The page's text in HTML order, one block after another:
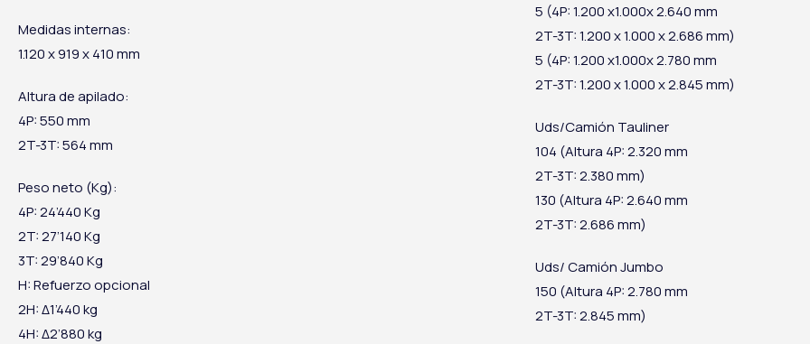
Medidas internas:
1.120 x 919 x 410 mm
Altura de apilado:
4P: 550 mm
2T-3T: 564 mm
Peso neto (Kg):
4P: 24’440 Kg
2T: 27’140 Kg
3T: 29’840 Kg
H: Refuerzo opcional
2H: Δ1’440 kg
4H: Δ2’880 kg
5 (4P: 1.200 x1.000x 2.640 mm
2T-3T: 1.200 x 1.000 x 2.686 mm)
5 (4P: 1.200 x1.000x 2.780 mm
2T-3T: 1.200 x 1.000 x 2.845 mm)
Uds/Camión Tauliner
104 (Altura 4P: 2.320 mm
2T-3T: 2.380 mm)
130 (Altura 4P: 2.640 mm
2T-3T: 2.686 mm)
Uds/ Camión Jumbo
150 (Altura 4P: 2.780 mm
2T-3T: 2.845 mm)